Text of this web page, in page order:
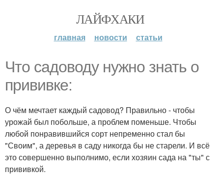
ЛАЙФХАКИ
главная новости статьи
Что садоводу нужно знать о
прививке:
О чём мечтает каждый садовод? Правильно - чтобы
урожай был побольше, а проблем поменьше. Чтобы
любой понравившийся сорт непременно стал бы
"Своим", а деревья в саду никогда бы не старели. И всё
это совершенно выполнимо, если хозяин сада на "ты" с
прививкой.